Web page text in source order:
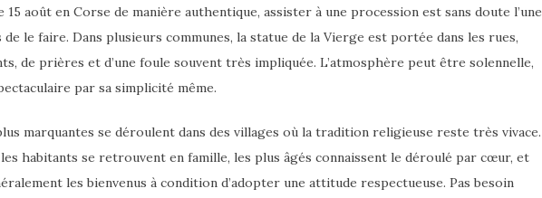
15 août en Corse de manière authentique, assister à une procession est sans doute l’une
de le faire. Dans plusieurs communes, la statue de la Vierge est portée dans les rues,
de prières et d’une foule souvent très impliquée. L’atmosphère peut être solennelle,
par sa simplicité même.
marquantes se déroulent dans des villages où la tradition religieuse reste très vivace.
habitants se retrouvent en famille, les plus âgés connaissent le déroulé par cœur, et
les bienvenus à condition d’adopter une attitude respectueuse. Pas besoin